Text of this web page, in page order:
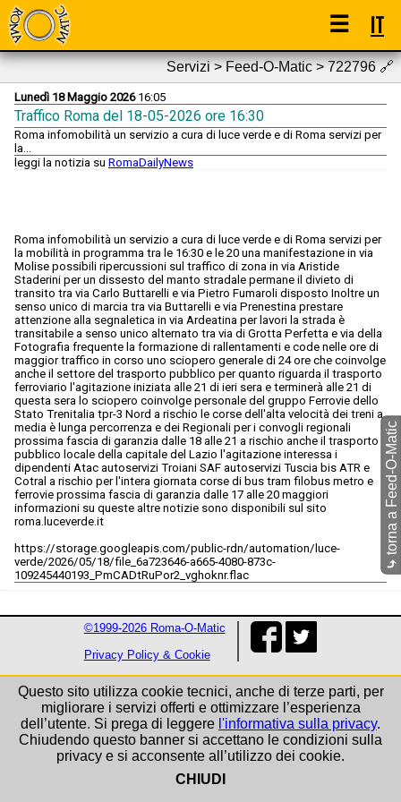
☰ IT
Servizi > Feed-O-Matic > 722796🔗
Lunedì 18 Maggio 202616:05
Traffico Roma del 18-05-2026 ore 16:30
Roma infomobilità un servizio a cura di luce verde e di Roma servizi per
la...
leggi la notizia su RomaDailyNews
Roma infomobilità un servizio a cura di luce verde e di Roma servizi per
la mobilità in programma tra le 16:30 e le 20 una manifestazione in via
Molise possibili ripercussioni sul traffico di zona in via Aristide
Staderini per un dissesto del manto stradale permane il divieto di
transito tra via Carlo Buttarelli e via Pietro Fumaroli disposto Inoltre un
senso unico di marcia tra via Buttarelli e via Prenestina prestare
attenzione alla segnaletica in via Ardeatina per lavori la strada è
transitabile a senso unico alternato tra via di Grotta Perfetta e via della
Fotografia frequente la formazione di rallentamenti e code nelle ore di
maggior traffico in corso uno sciopero generale di 24 ore che coinvolge
anche il settore del trasporto pubblico per quanto riguarda il trasporto
ferroviario l'agitazione iniziata alle 21 di ieri sera e terminerà alle 21 di
questa sera lo sciopero coinvolge personale del gruppo Ferrovie dello
Stato Trenitalia tpr-3 Nord a rischio le corse dell'alta velocità dei treni a
media è lunga percorrenza e dei Regionali per i convogli regionali
prossima fascia di garanzia dalle 18 alle 21 a rischio anche il trasporto
pubblico locale della capitale del Lazio l'agitazione interessa i
dipendenti Atac autoservizi Troiani SAF autoservizi Tuscia bis ATR e
Cotral a rischio per l'intera giornata corse di bus tram filobus metro e
ferrovie prossima fascia di garanzia dalle 17 alle 20 maggiori
informazioni su queste altre notizie sono disponibili sul sito
roma.luceverde.it
https://storage.googleapis.com/public-rdn/automation/luce-
verde/2026/05/18/file_6a723646-a665-4080-873c-
109245440193_PmCADtRuPor2_vghoknr.flac
⤷
torna a Feed-O-Matic
©1999-2026 Roma-O-Matic
Privacy Policy & Cookie
Questo sito utilizza cookie tecnici, anche di terze parti, per
migliorare i servizi offerti e ottimizzare l’esperienza
dell’utente. Si prega di leggere l'informativa sulla privacy.
Chiudendo questo banner si accettano le condizioni sulla
privacy e si acconsente all’utilizzo dei cookie.
CHIUDI